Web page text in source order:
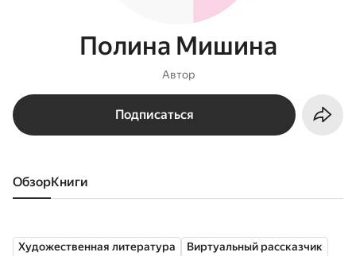
Полина Мишина
Автор
Подписаться
Обзор книги
Художественная литература Виртуальный рассказчик